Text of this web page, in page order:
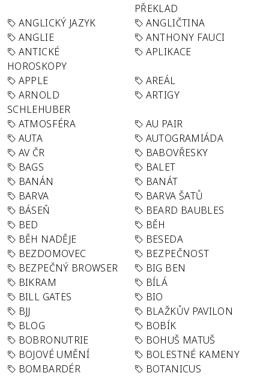
PŘEKLAD
ANGLICKÝ JAZYK
ANGLIČTINA
ANGLIE
ANTHONY FAUCI
ANTICKÉ
HOROSKOPY
APLIKACE
APPLE
AREÁL
ARNOLD
SCHLEHUBER
ARTIGY
ATMOSFÉRA
AU PAIR
AUTA
AUTOGRAMIÁDA
AV ČR
BABOVŘESKY
BAGS
BALET
BANÁN
BANÁT
BARVA
BARVA ŠATŮ
BÁSEŇ
BEARD BAUBLES
BED
BĚH
BĚH NADĚJE
BESEDA
BEZDOMOVEC
BEZPEČNOST
BEZPEČNÝ BROWSER
BIG BEN
BIKRAM
BÍLÁ
BILL GATES
BIO
BJJ
BLAŽKŮV PAVILON
BLOG
BOBÍK
BOBRONUTRIE
BOHUŠ MATUŠ
BOJOVÉ UMĚNÍ
BOLESTNÉ KAMENY
BOMBARDÉR
BOTANICUS